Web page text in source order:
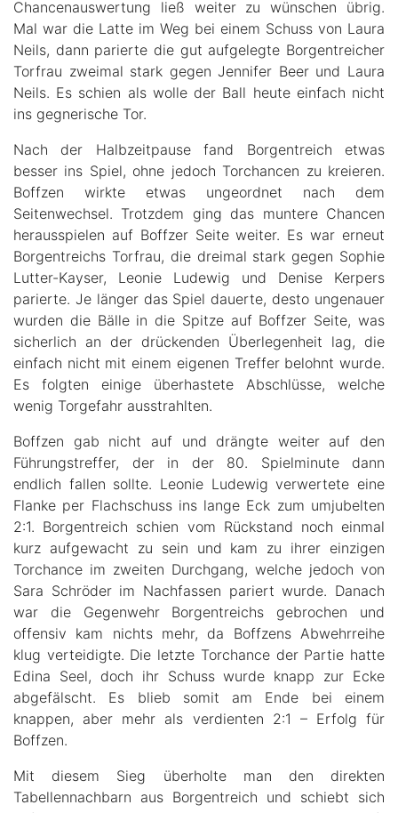
Chancenauswertung ließ weiter zu wünschen übrig.
Mal war die Latte im Weg bei einem Schuss von Laura
Neils, dann parierte die gut aufgelegte Borgentreicher
Torfrau zweimal stark gegen Jennifer Beer und Laura
Neils. Es schien als wolle der Ball heute einfach nicht
ins gegnerische Tor.
Nach der Halbzeitpause fand Borgentreich etwas
besser ins Spiel, ohne jedoch Torchancen zu kreieren.
Boffzen wirkte etwas ungeordnet nach dem
Seitenwechsel. Trotzdem ging das muntere Chancen
herausspielen auf Boffzer Seite weiter. Es war erneut
Borgentreichs Torfrau, die dreimal stark gegen Sophie
Lutter-Kayser, Leonie Ludewig und Denise Kerpers
parierte. Je länger das Spiel dauerte, desto ungenauer
wurden die Bälle in die Spitze auf Boffzer Seite, was
sicherlich an der drückenden Überlegenheit lag, die
einfach nicht mit einem eigenen Treffer belohnt wurde.
Es folgten einige überhastete Abschlüsse, welche
wenig Torgefahr ausstrahlten.
Boffzen gab nicht auf und drängte weiter auf den
Führungstreffer, der in der 80. Spielminute dann
endlich fallen sollte. Leonie Ludewig verwertete eine
Flanke per Flachschuss ins lange Eck zum umjubelten
2:1. Borgentreich schien vom Rückstand noch einmal
kurz aufgewacht zu sein und kam zu ihrer einzigen
Torchance im zweiten Durchgang, welche jedoch von
Sara Schröder im Nachfassen pariert wurde. Danach
war die Gegenwehr Borgentreichs gebrochen und
offensiv kam nichts mehr, da Boffzens Abwehrreihe
klug verteidigte. Die letzte Torchance der Partie hatte
Edina Seel, doch ihr Schuss wurde knapp zur Ecke
abgefälscht. Es blieb somit am Ende bei einem
knappen, aber mehr als verdienten 2:1 – Erfolg für
Boffzen.
Mit diesem Sieg überholte man den direkten
Tabellennachbarn aus Borgentreich und schiebt sich